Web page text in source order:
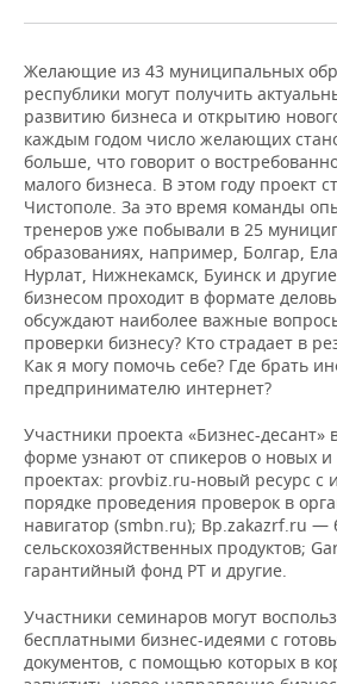
ЭНЕРГЕТИКА
ТЕЛЕКОММУНИКАЦИИ
БИЗНЕС-БРАНЧИ
ONLINE-КОНФЕРЕНЦИИ
ОТКРЫТАЯ ЛЕКЦИЯ
ФУТБОЛ
ХОККЕЙ
БАСКЕТБОЛ
ВОЛЕЙБОЛ
КИБЕРСПОРТ
ФИГУРНОЕ КАТАНИЕ
ВОДНЫЕ ВИДЫ СПОРТА
ХОККЕЙ С МЯЧОМ
НОВОСТИ ОБЩЕСТВА
ВЛАСТЬ
ИНФРАСТРУКТУРА
ИСТОРИЯ
КУЛЬТУРА
МЕДИЦИНА
ОБРАЗОВАНИЕ
ПРОИСШЕСТВИЯ
ФОТОГАЛЕРЕЯ
СЮЖЕТЫ
СПРАВОЧНИК
СПИСОК ПЕРСОН
СПИСОК КОМПАНИЙ
ПОЛНАЯ ВЕРСИЯ
Желающие из 43 муниципальных
республики могут получить
развитию бизнеса и открытию
каждым годом число желающих
больше, что говорит о
малого бизнеса. В этом году проект
Чистополе. За это время команды
тренеров уже побывали в 25
образованиях, например, Болгар,
Нурлат, Нижнекамск, Буинск и
бизнесом проходит в формате
обсуждают наиболее важные
проверки бизнесу? Кто страдает в
Как я могу помочь себе? Где брать
предпринимателю интернет?
Участники проекта «Бизнес-
форме узнают от спикеров о новых
проектах: provbiz.ru-новый ресурс с
порядке проведения проверок в
навигатор (smbn.ru); Bp.zakazrf.ru —
сельскохозяйственных продуктов;
гарантийный фонд РТ и другие.
Участники семинаров могут
бесплатными бизнес-идеями с
документов, с помощью которых в